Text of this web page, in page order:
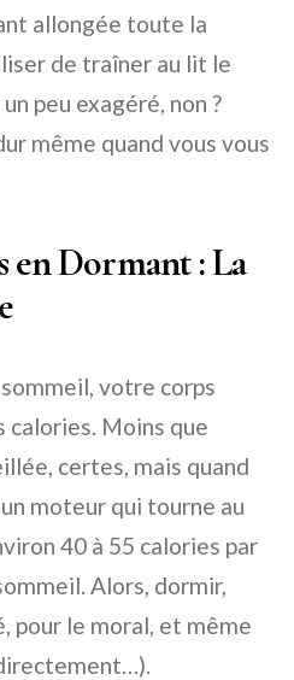
allongée toute la
de traîner au lit le
peu exagéré, non ?
même quand vous vous
en Dormant : La
votre corps
calories. Moins que
certes, mais quand
moteur qui tourne au
40 à 55 calories par
Alors, dormir,
pour le moral, et même